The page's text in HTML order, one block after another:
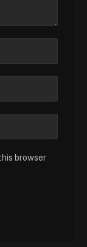
browser